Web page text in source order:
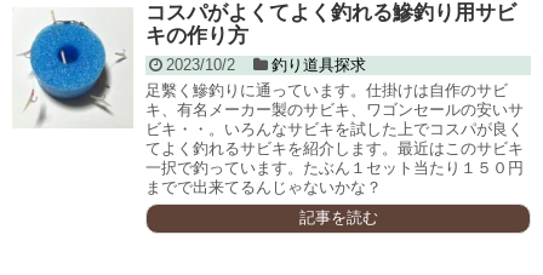
コスパがよくてよく釣れる鰺釣り用サビ
キの作り方
2023/10/2
釣り道具探求
足繫く鰺釣りに通っています。仕掛けは自作のサビ
キ、有名メーカー製のサビキ、ワゴンセールの安いサ
ビキ・・。いろんなサビキを試した上でコスパが良く
てよく釣れるサビキを紹介します。最近はこのサビキ
一択で釣っています。たぶん１セット当たり１５０円
までで出来てるんじゃないかな？
記事を読む